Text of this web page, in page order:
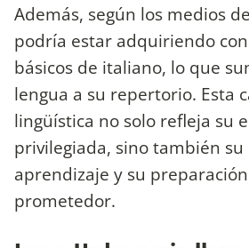
Además, según los medios
podría estar adquiriendo
básicos de italiano, lo que
lengua a su repertorio. Esta
lingüística no solo refleja su
privilegiada, sino también
aprendizaje y su
prometedor.